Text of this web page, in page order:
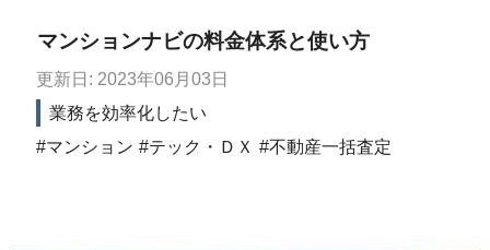
マンションナビの料金体系と使い方
更新日: 2023年06月03日
業務を効率化したい
マンション
テック・ＤＸ 不動産一括査定